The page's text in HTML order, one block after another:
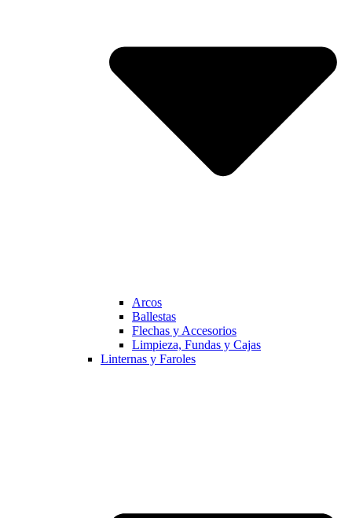
Arcos
Ballestas
Flechas y Accesorios
Limpieza, Fundas y Cajas
Linternas y Faroles